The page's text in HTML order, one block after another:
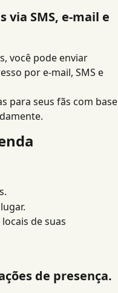
via SMS, e-mail e
você pode enviar
por e-mail, SMS e
para seus fãs com base
de suas
de presença.